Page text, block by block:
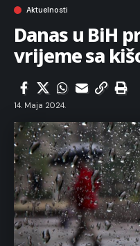
Aktuelnosti
Danas u BiH
vrijeme sa
14. Maja 2024.